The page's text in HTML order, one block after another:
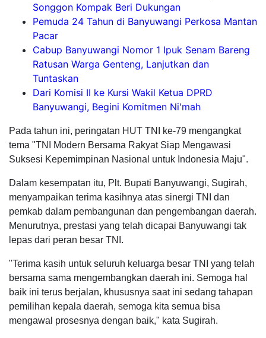
Songgon Kompak Beri Dukungan
Pemuda 24 Tahun di Banyuwangi Perkosa Mantan
Pacar
Cabup Banyuwangi Nomor 1 Ipuk Senam Bareng
Ratusan Warga Genteng, Lanjutkan dan
Tuntaskan
Dari Komisi II ke Kursi Wakil Ketua DPRD
Banyuwangi, Begini Komitmen Ni'mah
Pada tahun ini, peringatan HUT TNI ke-79 mengangkat
tema "TNI Modern Bersama Rakyat Siap Mengawasi
Suksesi Kepemimpinan Nasional untuk Indonesia Maju".
Dalam kesempatan itu, Plt. Bupati Banyuwangi, Sugirah,
menyampaikan terima kasihnya atas sinergi TNI dan
pemkab dalam pembangunan dan pengembangan daerah.
Menurutnya, prestasi yang telah dicapai Banyuwangi tak
lepas dari peran besar TNI.
"Terima kasih untuk seluruh keluarga besar TNI yang telah
bersama sama mengembangkan daerah ini. Semoga hal
baik ini terus berjalan, khususnya saat ini sedang tahapan
pemilihan kepala daerah, semoga kita semua bisa
mengawal prosesnya dengan baik," kata Sugirah.